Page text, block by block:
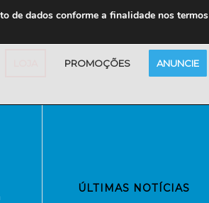
PROMOÇÕES ANUNCIE
ÚLTIMAS NOTÍCIAS
de dados conforme a finalidade nos termos